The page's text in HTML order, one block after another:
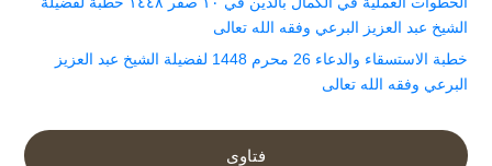
الشيخ عبد العزيز البرعي وفقه الله تعالى
خطبة الاستسقاء والدعاء 26 محرم 1448 لفضيلة الشيخ عبد العزيز
البرعي وفقه الله تعالى
فتاوى